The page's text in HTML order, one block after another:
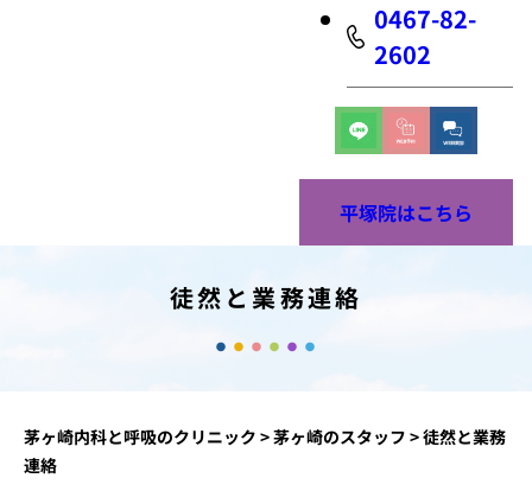
0467-82-
2602
平塚院はこちら
徒然と業務連絡
茅ヶ崎内科と呼吸のクリニック >茅ヶ崎のスタッフ >徒然と業務
連絡